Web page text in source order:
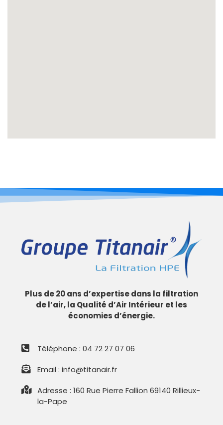
Plus de 20 ans d’expertise dans la filtration
de l’air, la Qualité d’Air Intérieur et les
économies d’énergie.
Téléphone : 04 72 27 07 06
Email : info@titanair.fr
Adresse : 160 Rue Pierre Fallion 69140 Rillieux-
la-Pape